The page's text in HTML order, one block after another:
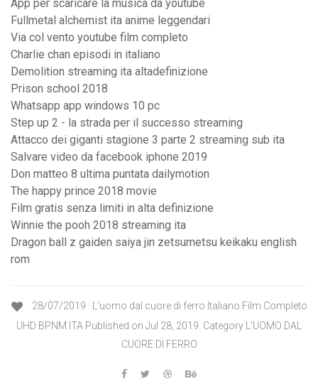
App per scaricare la musica da youtube
Fullmetal alchemist ita anime leggendari
Via col vento youtube film completo
Charlie chan episodi in italiano
Demolition streaming ita altadefinizione
Prison school 2018
Whatsapp app windows 10 pc
Step up 2 - la strada per il successo streaming
Attacco dei giganti stagione 3 parte 2 streaming sub ita
Salvare video da facebook iphone 2019
Don matteo 8 ultima puntata dailymotion
The happy prince 2018 movie
Film gratis senza limiti in alta definizione
Winnie the pooh 2018 streaming ita
Dragon ball z gaiden saiya jin zetsumetsu keikaku english
rom
28/07/2019 · L'uomo dal cuore di ferro Italiano Film Completo
UHD BPNM ITA Published on Jul 28, 2019. Category L'UOMO DAL
CUORE DI FERRO